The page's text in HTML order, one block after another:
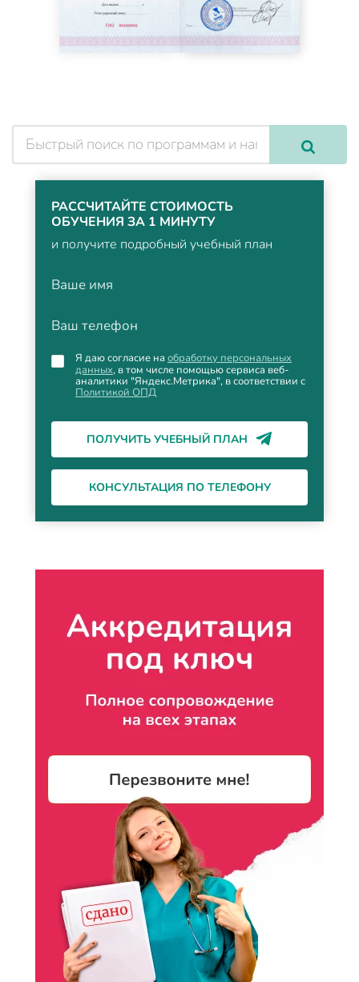
РАССЧИТАЙТЕ СТОИМОСТЬ
ОБУЧЕНИЯ ЗА 1 МИНУТУ
и получите подробный учебный план
Ваше имя
Ваш телефон
Я даю согласие на обработку персональных
данных, в том числе помощью сервиса веб-
аналитики "Яндекс.Метрика", в соответствии с
Политикой ОПД
ПОЛУЧИТЬ УЧЕБНЫЙ ПЛАН
КОНСУЛЬТАЦИЯ ПО ТЕЛЕФОНУ